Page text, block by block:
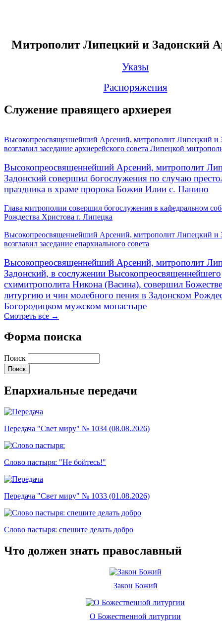
Митрополит Липецкий и Задонский
Указы
Распоряжения
Служение правящего архиерея
Высокопреосвященнейший Арсений, митрополит Липецкий и
возглавил заседание архиерейского совета Липецкой
Высокопреосвященнейший Арсений, митрополит
Задонский совершил богослужения по случаю
праздника в храме пророка Божия Илии с. Панино
Глава митрополии совершил богослужения в кафедральном
Рождества Христова г. Липецка
Высокопреосвященнейший Арсений, митрополит Липецкий и
возглавил заседание епархиального совета
Высокопреосвященнейший Арсений, митрополит
Задонский, в сослужении Высокопреосвященнейшего
схимитрополита Никона (Васина), совершил
литургию и чин молебного пения в Задонском
Богородицком мужском монастыре
Смотреть все →
Форма поиска
Поиск
Епархиальные передачи
Передача "Свет миру" № 1034 (08.08.2026)
Слово пастыря: "Не бойтесь!"
Передача "Свет миру" № 1033 (01.08.2026)
Слово пастыря: спешите делать добро
Что должен знать православный
Закон Божий
О Божественной литургии